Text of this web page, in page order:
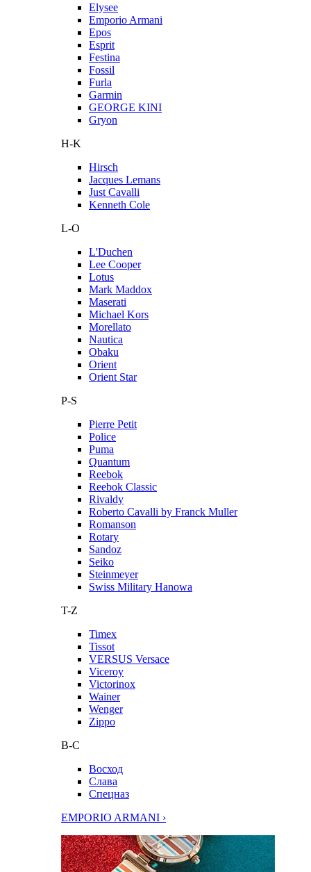
Elysee
Emporio Armani
Epos
Esprit
Festina
Fossil
Furla
Garmin
GEORGE KINI
Gryon
H-K
Hirsch
Jacques Lemans
Just Cavalli
Kenneth Cole
L-O
L'Duchen
Lee Cooper
Lotus
Mark Maddox
Maserati
Michael Kors
Morellato
Nautica
Obaku
Orient
Orient Star
P-S
Pierre Petit
Police
Puma
Quantum
Reebok
Reebok Classic
Rivaldy
Roberto Cavalli by Franck Muller
Romanson
Rotary
Sandoz
Seiko
Steinmeyer
Swiss Military Hanowa
T-Z
Timex
Tissot
VERSUS Versace
Viceroy
Victorinox
Wainer
Wenger
Zippo
В-С
Восход
Слава
Спецназ
EMPORIO ARMANI ›